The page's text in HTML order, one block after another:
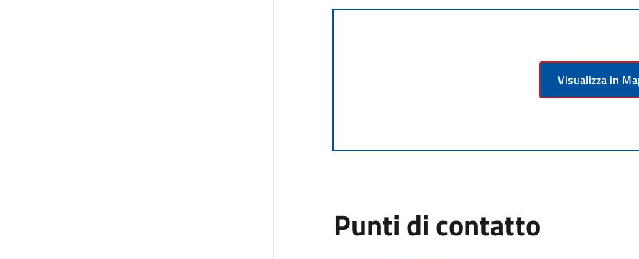
Visualizza in
Punti di contatto